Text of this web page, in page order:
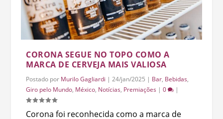
CORONA SEGUE NO TOPO COMO A
MARCA DE CERVEJA MAIS VALIOSA
Postado por Murilo Gagliardi |24/jan/2025 | Bar, Bebidas,
Giro pelo Mundo, México, Notícias, Premiações |0 |
Corona foi reconhecida como a marca de